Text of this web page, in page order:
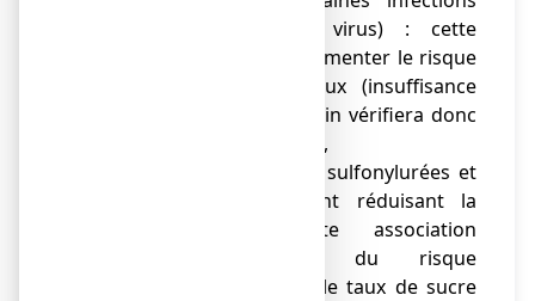
causées par des virus) : cette
association peut augmenter le risque
de problèmes rénaux (insuffisance
rénale). Votre médecin vérifiera donc
votre fonction rénale,
● antidiabétiques dont sulfonylurées et
insuline (médicament réduisant la
glycémie) : cette association
augmente l’effet du risque
d’hypoglycémie (faible taux de sucre